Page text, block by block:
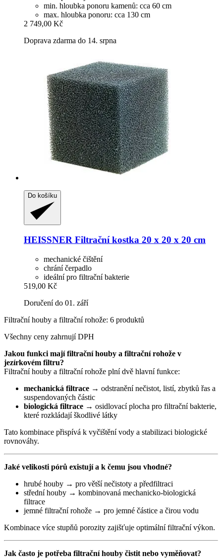
min. hloubka ponoru kamenů: cca 60 cm
max. hloubka ponoru: cca 130 cm
2 749,00 Kč
Doprava zdarma do 14. srpna
Do košíku
HEISSNER Filtrační kostka 20 x 20 x 20 cm
mechanické čištění
chrání čerpadlo
ideální pro filtrační bakterie
519,00 Kč
Doručení do 01. září
Filtrační houby a filtrační rohože: 6 produktů
Všechny ceny zahrnují DPH
Jakou funkci mají filtrační houby a filtrační rohože v
jezírkovém filtru?
Filtrační houby a filtrační rohože plní dvě hlavní funkce:
mechanická filtrace → odstranění nečistot, listí, zbytků řas a
suspendovaných částic
biologická filtrace → osidlovací plocha pro filtrační bakterie,
které rozkládají škodlivé látky
Tato kombinace přispívá k vyčištění vody a stabilizaci biologické
rovnováhy.
Jaké velikosti pórů existují a k čemu jsou vhodné?
hrubé houby → pro větší nečistoty a předfiltraci
střední houby → kombinovaná mechanicko-biologická
filtrace
jemné filtrační rohože → pro jemné částice a čirou vodu
Kombinace více stupňů porozity zajišťuje optimální filtrační výkon.
Jak často je potřeba filtrační houby čistit nebo vyměňovat?